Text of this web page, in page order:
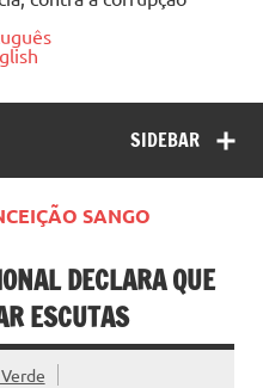
SIDEBAR
SANGO
DECLARA QUE
ESCUTAS